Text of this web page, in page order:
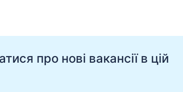
про нові вакансії в цій